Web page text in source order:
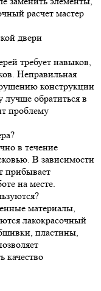
расчет мастер
двери
требует навыков,
Неправильная
конструкции
обратиться в
проблему
в течение
В зависимости
прибывает
на месте.
материалы,
лакокрасочный
пластины,
качество